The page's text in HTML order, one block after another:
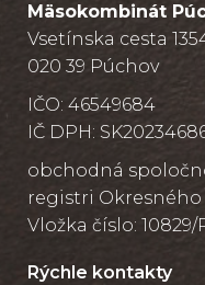
Mäsokombinát
Vsetínska cesta
020 39 Púchov
IČO: 46549684
IČ DPH:
obchodná
registri Okresného
Vložka číslo: 10829/
Rýchle kontakty